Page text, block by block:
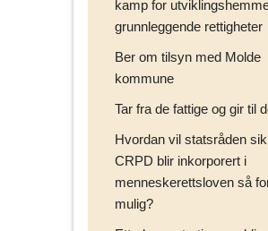
kamp for
grunnleggende rettigheter
Ber om tilsyn med Molde
kommune
Tar fra de fattige og gir til
Hvordan vil statsråden
CRPD blir inkorporert i
menneskerettsloven så
mulig?